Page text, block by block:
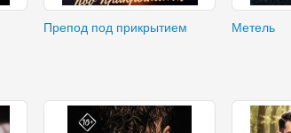
Препод под прикрытием Метель